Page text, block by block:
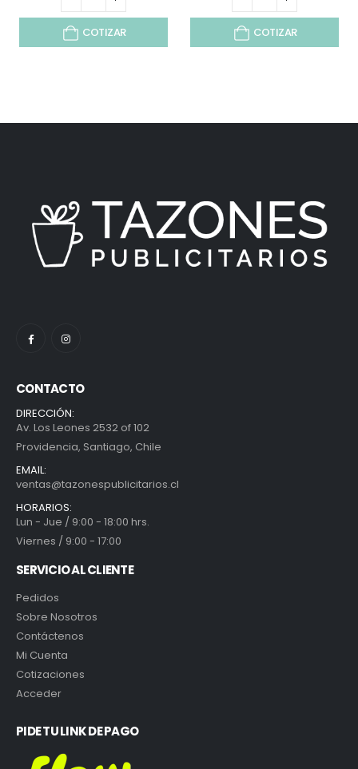
COTIZAR COTIZAR
CONTACTO
DIRECCIÓN:
Av. Los Leones 2532 of 102
Providencia, Santiago, Chile
EMAIL:
ventas@tazonespublicitarios.cl
HORARIOS:
Lun - Jue / 9:00 - 18:00 hrs.
Viernes / 9:00 - 17:00
SERVICIO AL CLIENTE
Pedidos
Sobre Nosotros
Contáctenos
Mi Cuenta
Cotizaciones
Acceder
PIDE TU LINK DE PAGO